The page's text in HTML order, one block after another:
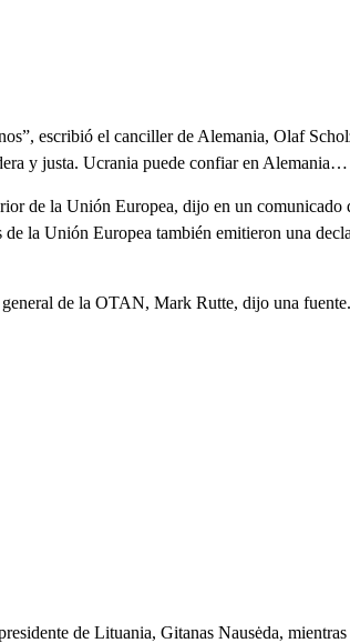
escribió el canciller de Alemania, Olaf
y justa. Ucrania puede confiar en
de la Unión Europea, dijo en un comunicado
la Unión Europea también emitieron una
de la OTAN, Mark Rutte, dijo una fuente.
de Lituania, Gitanas Nausėda,